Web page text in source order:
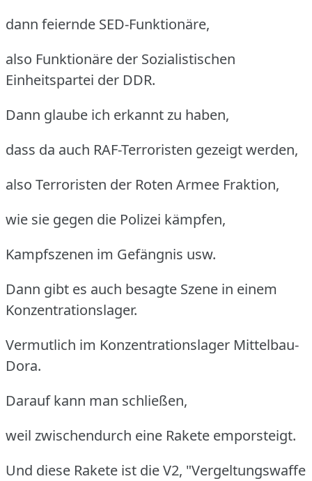
dann feiernde SED-Funktionäre,
also Funktionäre der Sozialistischen
Einheitspartei der DDR.
Dann glaube ich erkannt zu haben,
dass da auch RAF-Terroristen gezeigt werden,
also Terroristen der Roten Armee Fraktion,
wie sie gegen die Polizei kämpfen,
Kampfszenen im Gefängnis usw.
Dann gibt es auch besagte Szene in einem
Konzentrationslager.
Vermutlich im Konzentrationslager Mittelbau-
Dora.
Darauf kann man schließen,
weil zwischendurch eine Rakete emporsteigt.
Und diese Rakete ist die V2, "Vergeltungswaffe